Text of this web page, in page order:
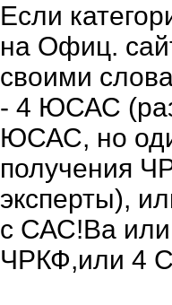
Если
на Офиц.
своими
- 4 ЮСАС
ЮСАС, но
получения
эксперты),
с САС!Ва или
ЧРКФ,или 4